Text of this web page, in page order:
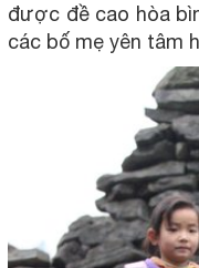
được đề cao hòa
các bố mẹ yên tâm